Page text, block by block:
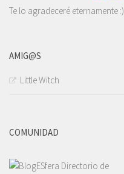
Te lo agradeceré eternamente :)
AMIG@S
Little Witch
COMUNIDAD